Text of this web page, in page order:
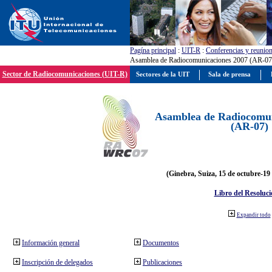
Pagína principal : UIT-R : Conferencias y
Asamblea de Radiocomunicaciones 2007 (AR-
Sector de Radiocomunicaciones (UIT-R)
Asamblea de
(AR-07)
(Ginebra, Suiza, 15 de octubre-19
Libro del
Expandir todo
Información general
Inscripción de delegados
Documentos
Publicaciones
Sectores de la UIT Sala de prensa